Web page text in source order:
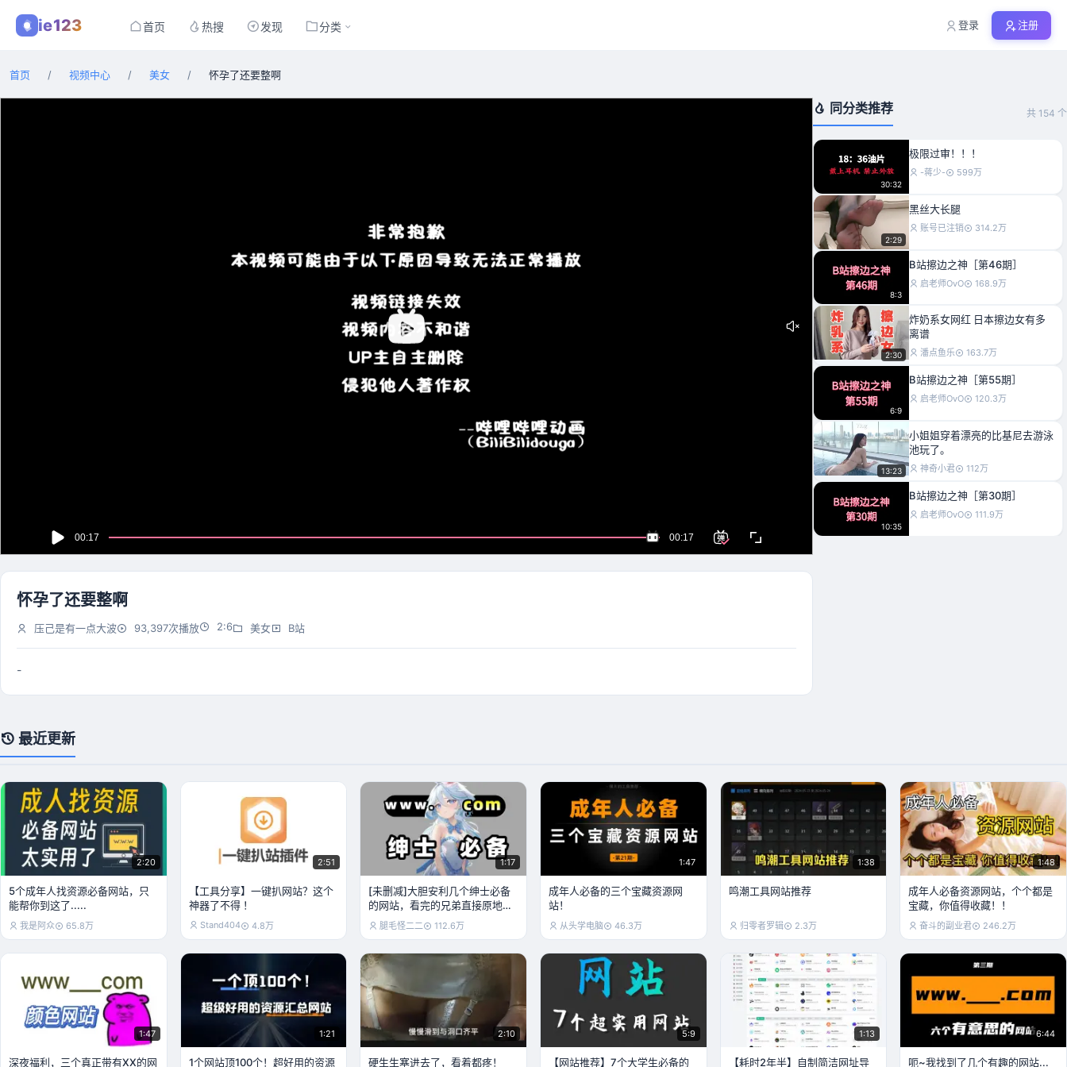
ie123 首页 热搜 发现 分类 登录 注册
首页 / 视频中心 / 美女 / 怀孕了还要整啊
怀孕了还要整啊
压己是有一点大波 93,397次播放 2:6 美女 B站
-
同分类推荐 共 154 个
30:32
极限过审！！！
-蒋少- 599万
2:29
黑丝大长腿
账号已注销 314.2万
8:3
B站擦边之神［第46期］
启老师OvO 168.9万
2:30
炸奶系女网红 日本擦边女有多
离谱
潘点鱼乐 163.7万
6:9
B站擦边之神［第55期］
启老师OvO 120.3万
13:23
小姐姐穿着漂亮的比基尼去游泳
池玩了。
神奇小君 112万
10:35
B站擦边之神［第30期］
启老师OvO 111.9万
2:4 拾七月吖 83.1万
最近更新
2:20
5个成年人找资源必备网站，只
能帮你到这了.....
我是阿众 65.8万
2:51
【工具分享】一键扒网站？这个
神器了不得 ！
Stand404 4.8万
1:17
[未删减]大胆安利几个绅士必备
的网站，看完的兄弟直接原地飞
升 腿毛怪二二 112.6万
1:47
成年人必备的三个宝藏资源网
站！
从头学电脑 46.3万
1:38
鸣潮工具网站推荐
归零者罗辑 2.3万
1:48
成年人必备资源网站，个个都是
宝藏，你值得收藏！！
奋斗的副业君 246.2万
1:47
深夜福利，三个真正带有XX的网
1:21
1个网站顶100个！超好用的资源
2:10
硬生生塞进去了，看着都疼！
5:9
【网站推荐】7个大学生必备的
1:13
【耗时2年半】自制简洁网址导
6:44
呃~我找到了几个有趣的网站...